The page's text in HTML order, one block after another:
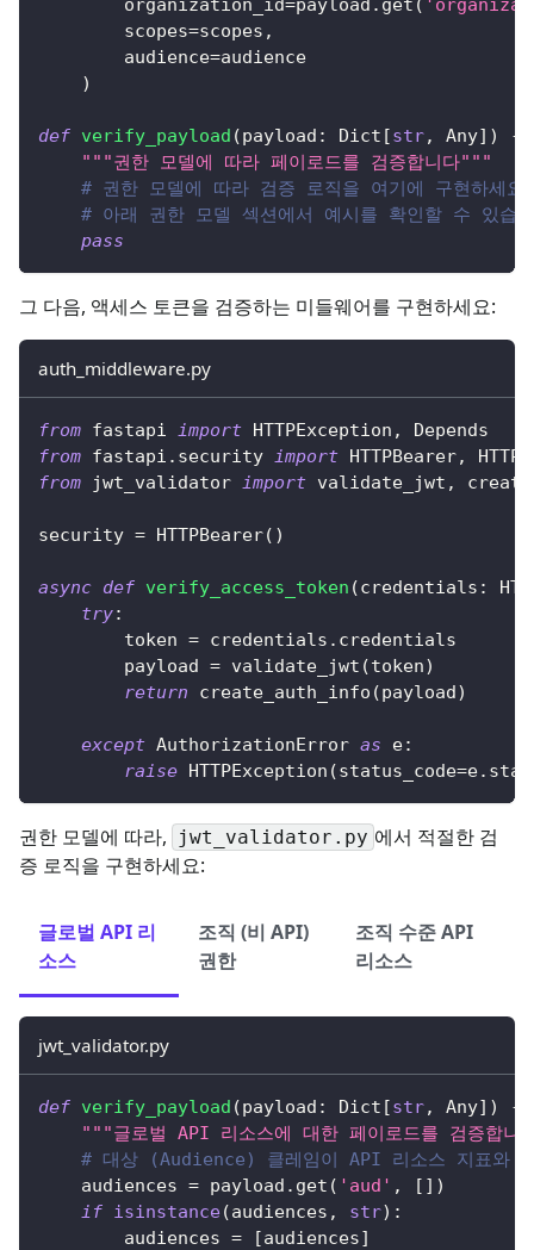
        scopes
=scopes ,
        audience
=audience
)
def verify_payload (payload : Dict [str, Any] ) -
"""권한 모델에 따라 페이로드를 검증합니다"""
# 권한 모델에 따라 검증 로직을 여기에 구현하세요
# 아래 권한 모델 섹션에서 예시를 확인할 수 있습
pass
그 다음, 액세스 토큰을 검증하는 미들웨어를 구현하세요:
auth_middleware.py
from fastapi import HTTPException ,
Depends
from fastapi . security import HTTPBearer,
from jwt_validator import validate_jwt ,
security = HTTPBearer( )
async def verify_access_token (credentials :
try:
        token
= credentials . credentials
        payload
= validate_jwt (token)
return create_auth_info (payload)
except AuthorizationError as e:
raise HTTPException (status_code=e.
권한 모델에 따라, jwt_validator.py 에서 적절한 검
증 로직을 구현하세요:
글로벌 API 리
소스
조직 (비 API)
권한
조직 수준 API
리소스
jwt_validator.py
def verify_payload (payload : Dict [str, Any] ) -
"""글로벌 API 리소스에 대한 페이로드를 검증합니
# 대상 (Audience) 클레임이 API 리소스 지표와
    audiences
= payload . get ( 'aud' , [ ] )
if isinstance(audiences , str) :
        audiences
= [audiences]